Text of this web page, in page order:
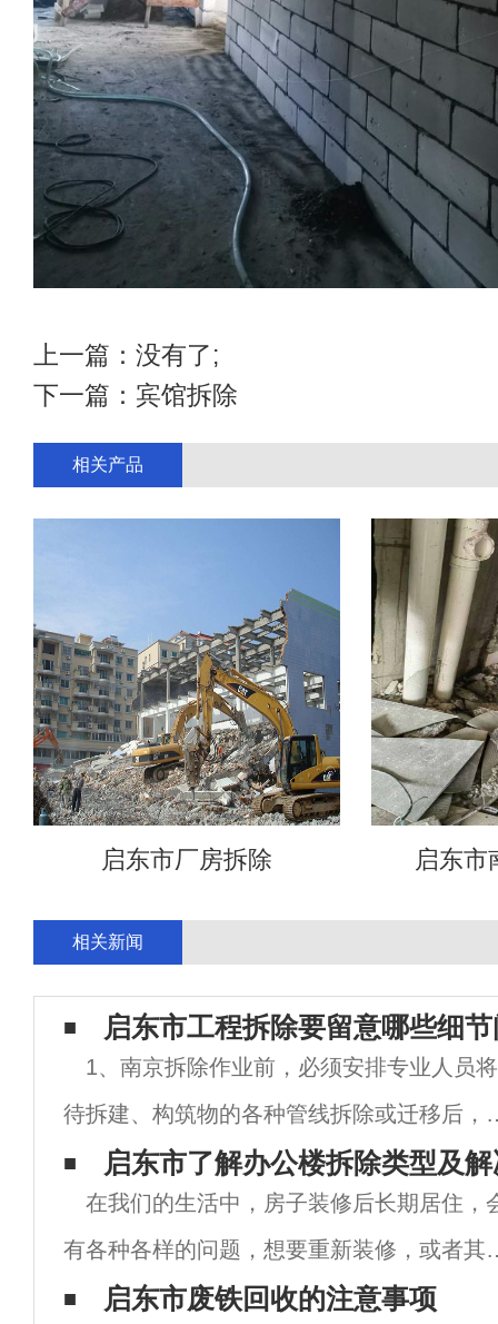
上一篇：没有了;
下一篇： 宾馆拆除
相关产品
启东市厂房拆除 启东市
相关新闻
启东市工程拆除要留意哪些细
1、南京拆除作业前，必须安排专业人员将
待拆建、构筑物的各种管线拆除或迁移后，
可进行拆除作业。 2、拆除作业前，施工负
人必须对建、构筑物的结构、梁、柱、地脚
朽程度和墙、柱砖裂缝、倾斜等情
启东市了解办公楼拆除类型及
在我们的生活中，房子装修后长期居住，
有各种各样的问题，想要重新装修，或者其
原因，想要拆除部分墙壁。今天将告诉你办
启东市废铁回收的注意事项